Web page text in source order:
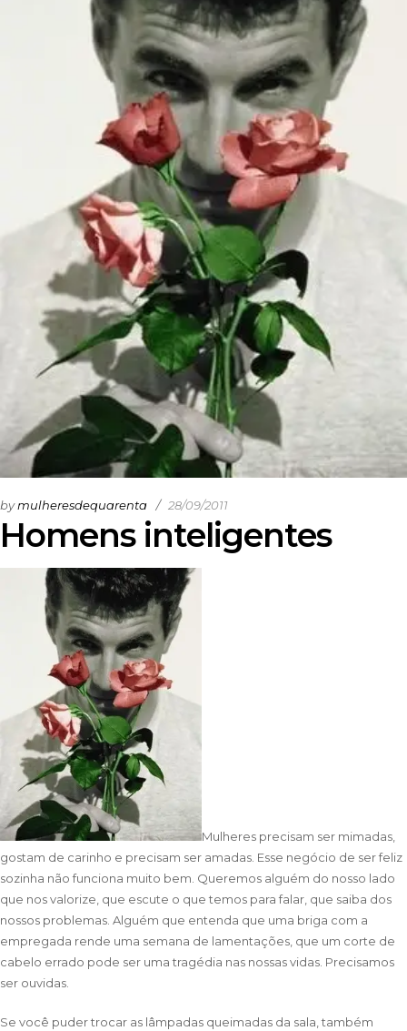
Homens inteligentes
bymulheresdequarenta 28/09/2011
Mulheres precisam ser mimadas,
gostam de carinho e precisam ser amadas. Esse negócio de ser feliz
sozinha não funciona muito bem. Queremos alguém do nosso lado
que nos valorize, que escute o que temos para falar, que saiba dos
nossos problemas. Alguém que entenda que uma briga com a
empregada rende uma semana de lamentações, que um corte de
cabelo errado pode ser uma tragédia nas nossas vidas. Precisamos
ser ouvidas.
Se você puder trocar as lâmpadas queimadas da sala, também